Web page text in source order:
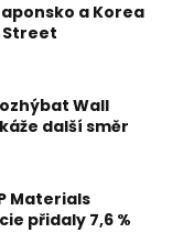
a Korea
Street
Wall
další směr
Materials
přidaly 7,6 %